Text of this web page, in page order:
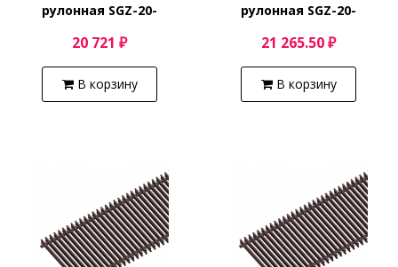
рулонная SGZ-20-
20 721 ₽
В корзину
рулонная SGZ-20-
21 265.50 ₽
В корзину